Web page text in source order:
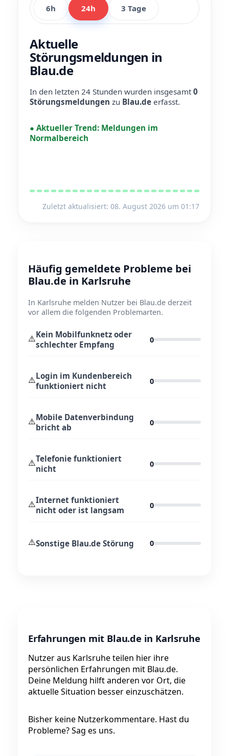
6h 24h 3 Tage
Aktuelle
Störungsmeldungen in
Blau.de
In den letzten 24 Stunden wurden insgesamt0
Störungsmeldungen zu Blau.de erfasst.
● Aktueller Trend: Meldungen im
Normalbereich
Zuletzt aktualisiert: 08. August 2026 um 01:17
Häufig gemeldete Probleme bei
Blau.de in Karlsruhe
In Karlsruhe melden Nutzer bei Blau.de derzeit
vor allem die folgenden Problemarten.
⚠️Kein Mobilfunknetz oder
schlechter Empfang
0
⚠️Login im Kundenbereich
funktioniert nicht
0
⚠️Mobile Datenverbindung
bricht ab
0
⚠️Telefonie funktioniert
nicht
0
⚠️Internet funktioniert
nicht oder ist langsam
0
⚠️Sonstige Blau.de Störung 0
Erfahrungen mit Blau.de in Karlsruhe
Nutzer aus Karlsruhe teilen hier ihre
persönlichen Erfahrungen mit Blau.de.
Deine Meldung hilft anderen vor Ort, die
aktuelle Situation besser einzuschätzen.
Bisher keine Nutzerkommentare. Hast du
Probleme? Sag es uns.